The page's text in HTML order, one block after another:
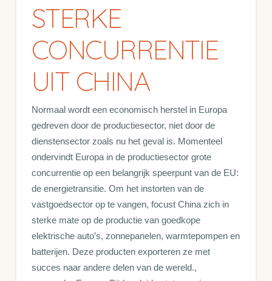
STERKE
CONCURRENTIE
UIT CHINA
Normaal wordt een economisch herstel in Europa
gedreven door de productiesector, niet door de
dienstensector zoals nu het geval is. Momenteel
ondervindt Europa in de productiesector grote
concurrentie op een belangrijk speerpunt van de EU:
de energietransitie. Om het instorten van de
vastgoedsector op te vangen, focust China zich in
sterke mate op de productie van goedkope
elektrische auto’s, zonnepanelen, warmtepompen en
batterijen. Deze producten exporteren ze met
succes naar andere delen van de wereld.,